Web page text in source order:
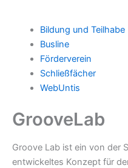
Bildung und Teilhabe
Busline
Förderverein
Schließfächer
WebUntis
GrooveLab
Groove Lab ist ein von der
entwickeltes Konzept für